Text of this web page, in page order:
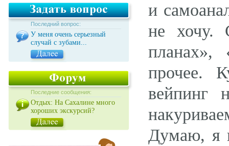
Последний вопрос:
У меня очень серьезный
случай с зубами...
Последние сообщения:
Отдых: На Сахалине много
хороших экскурсий?
и
не хочу.
планах»,
прочее.
вейпинг
Думаю, я